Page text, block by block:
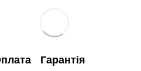
Гарантія